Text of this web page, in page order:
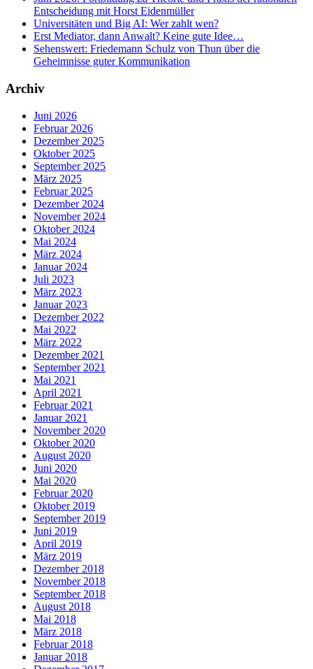
Entscheidung mit Horst Eidenmüller
Universitäten und Big AI: Wer zahlt wen?
Erst Mediator, dann Anwalt? Keine gute Idee…
Sehenswert: Friedemann Schulz von Thun über die
Geheimnisse guter Kommunikation
Archiv
Juni 2026
Februar 2026
Dezember 2025
Oktober 2025
September 2025
März 2025
Februar 2025
Dezember 2024
November 2024
Oktober 2024
Mai 2024
März 2024
Januar 2024
Juli 2023
März 2023
Januar 2023
Dezember 2022
Mai 2022
März 2022
Dezember 2021
September 2021
Mai 2021
April 2021
Februar 2021
Januar 2021
November 2020
Oktober 2020
August 2020
Juni 2020
Mai 2020
Februar 2020
Oktober 2019
September 2019
Juni 2019
April 2019
März 2019
Dezember 2018
November 2018
September 2018
August 2018
Mai 2018
März 2018
Februar 2018
Januar 2018